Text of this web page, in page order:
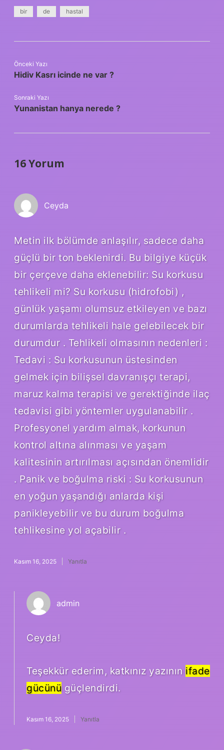
bir de hastal
Önceki Yazı
Hidiv Kasrı icinde ne var ?
Sonraki Yazı
Yunanistan hanya nerede ?
16 Yorum
Ceyda
Metin ilk bölümde anlaşılır, sadece daha
güçlü bir ton beklenirdi. Bu bilgiye küçük
bir çerçeve daha eklenebilir: Su korkusu
tehlikeli mi? Su korkusu (hidrofobi) ,
günlük yaşamı olumsuz etkileyen ve bazı
durumlarda tehlikeli hale gelebilecek bir
durumdur . Tehlikeli olmasının nedenleri :
Tedavi : Su korkusunun üstesinden
gelmek için bilişsel davranışçı terapi,
maruz kalma terapisi ve gerektiğinde ilaç
tedavisi gibi yöntemler uygulanabilir .
Profesyonel yardım almak, korkunun
kontrol altına alınması ve yaşam
kalitesinin artırılması açısından önemlidir
. Panik ve boğulma riski : Su korkusunun
en yoğun yaşandığı anlarda kişi
panikleyebilir ve bu durum boğulma
tehlikesine yol açabilir .
Kasım 16, 2025 Yanıtla
admin
Ceyda!
Teşekkür ederim, katkınız yazının ifade
gücünü güçlendirdi.
Kasım 16, 2025 Yanıtla